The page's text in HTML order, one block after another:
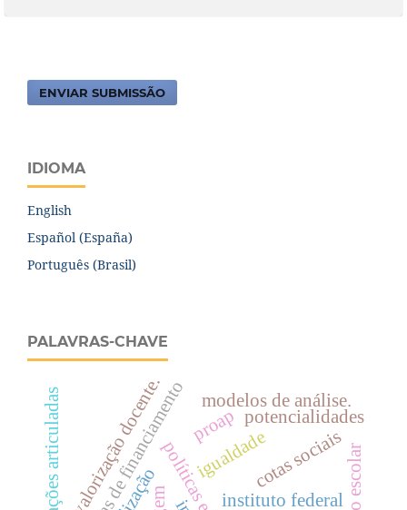
ENVIAR SUBMISSÃO
IDIOMA
English
Español (España)
Português (Brasil)
PALAVRAS-CHAVE
igualdade
instituto federal
proap
políticas de financiamento potencialidades
valorização docente. modelos de análise.
cotas sociais